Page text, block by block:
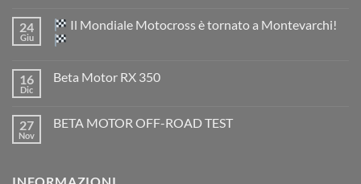
su
TM
EN
2026:
è
arrivata
24
Giu
Il Mondiale Motocross è tornato a Montevarchi!
su
Motocross
è
16
Dic
Beta Motor RX 350
Beta
27
Nov
BETA MOTOR OFF-ROAD TEST
MOTOR